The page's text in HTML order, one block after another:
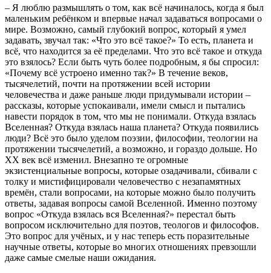
– Я люблю размышлять о том, как всё начиналось, когда я был
маленьким ребёнком и впервые начал задаваться вопросами о
мире. Возможно, самый глубокий вопрос, который я умел
задавать, звучал так: «Что это всё такое?» То есть, планета и
всё, что находится за её пределами. Что это всё такое и откуда
это взялось? Если быть чуть более подробным, я бы спросил:
«Почему всё устроено именно так?» В течение веков,
тысячелетий, почти на протяжении всей истории
человечества и даже раньше люди придумывали истории –
рассказы, которые успокаивали, имели смысл и пытались
навести порядок в том, что мы не понимали. Откуда взялась
Вселенная? Откуда взялась наша планета? Откуда появились
люди? Всё это было уделом поэзии, философии, теологии на
протяжении тысячелетий, а возможно, и гораздо дольше. Но
XX век всё изменил. Внезапно те огромные
экзистенциальные вопросы, которые озадачивали, сбивали с
толку и мистифицировали человечество с незапамятных
времён, стали вопросами, на которые можно было получить
ответы, задавая вопросы самой Вселенной. Именно поэтому
вопрос «Откуда взялась вся Вселенная?» перестал быть
вопросом исключительно для поэтов, теологов и философов.
Это вопрос для учёных, и у нас теперь есть поразительные
научные ответы, которые во многих отношениях превзошли
даже самые смелые наши ожидания.